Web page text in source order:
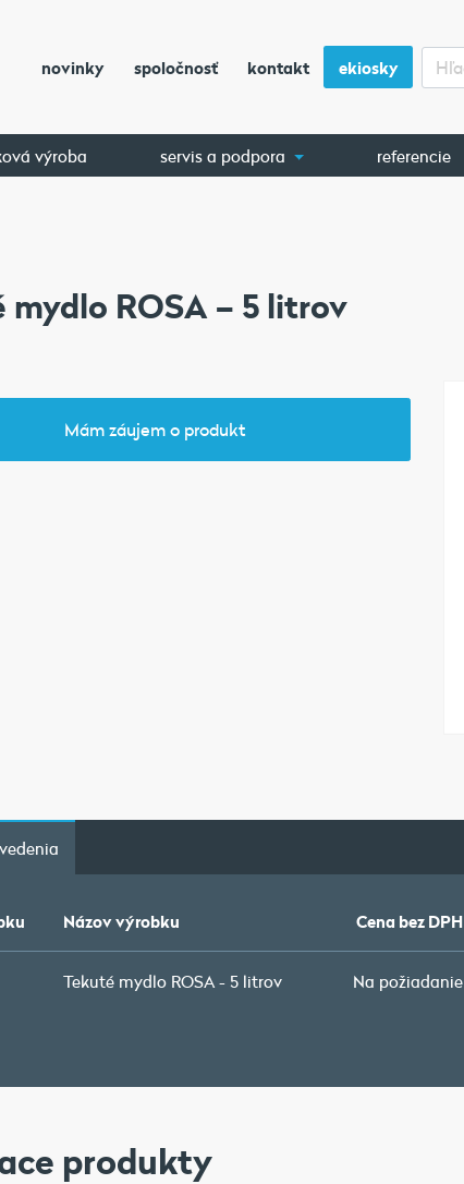
novinky spoločnosť kontakt ekiosky
výroba servis a podpora referencie
mydlo ROSA – 5 litrov
Mám záujem o produkt
Názov výrobku Cena bez DPH
Tekuté mydlo ROSA - 5 litrov Na požiadanie
produkty